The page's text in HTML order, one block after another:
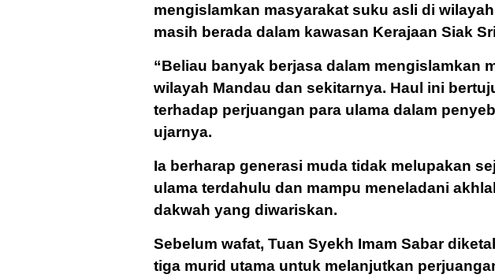
mengislamkan masyarakat suku asli di
masih berada dalam kawasan Kerajaan Siak
“Beliau banyak berjasa dalam mengislamkan
wilayah Mandau dan sekitarnya. Haul ini
terhadap perjuangan para ulama dalam
ujarnya.
Ia berharap generasi muda tidak melupakan
ulama terdahulu dan mampu meneladani
dakwah yang diwariskan.
Sebelum wafat, Tuan Syekh Imam Sabar
tiga murid utama untuk melanjutkan